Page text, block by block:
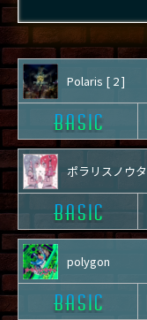
Polaris [ 2 ]
ポラリスノウタ
polygon